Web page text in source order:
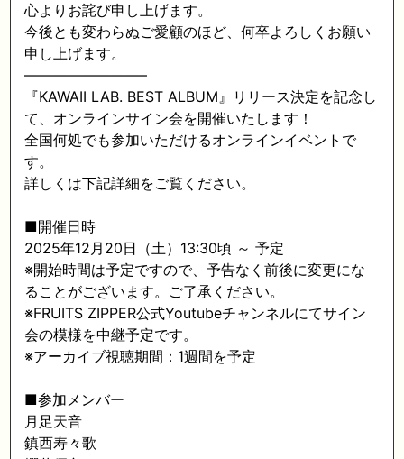
心よりお詫び申し上げます。
今後とも変わらぬご愛顧のほど、何卒よろしくお願い
申し上げます。
————————–
『KAWAII LAB. BEST ALBUM』リリース決定を記念し
て、オンラインサイン会を開催いたします！
全国何処でも参加いただけるオンラインイベントで
す。
詳しくは下記詳細をご覧ください。
■開催日時
2025年12月20日（土）13:30頃 ～ 予定
※開始時間は予定ですので、予告なく前後に変更にな
ることがございます。ご了承ください。
※FRUITS ZIPPER公式Youtubeチャンネルにてサイン
会の模様を中継予定です。
※アーカイブ視聴期間：1週間を予定
■参加メンバー
月足天音
鎮西寿々歌